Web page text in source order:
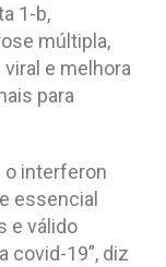
1-b,
múltipla,
e melhora
para
o interferon
essencial
e válido
covid-19”, diz